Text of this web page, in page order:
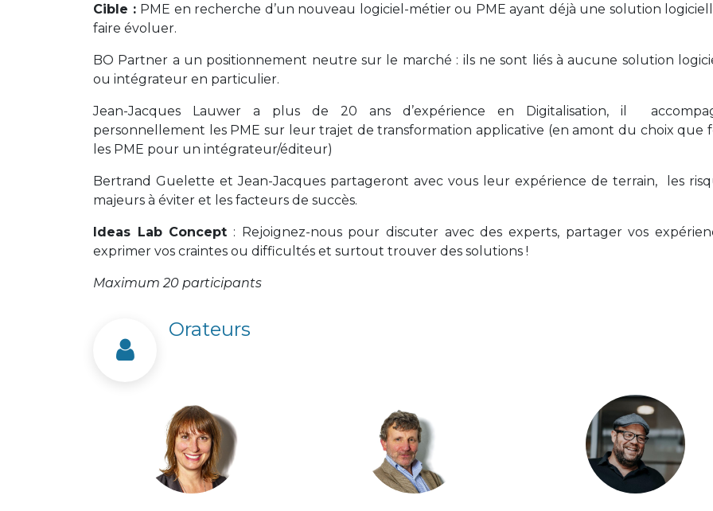
Cible : PME en recherche d’un nouveau logiciel-métier ou PME ayant déjà une solution
faire évoluer.
BO Partner a un positionnement neutre sur le marché : ils ne sont liés à aucune solution
ou intégrateur en particulier.
Jean-Jacques Lauwer a plus de 20 ans d’expérience en Digitalisation, il
personnellement les PME sur leur trajet de transformation applicative (en amont du choix que
les PME pour un intégrateur/éditeur)
Bertrand Guelette et Jean-Jacques partageront avec vous leur expérience de terrain, les
majeurs à éviter et les facteurs de succès.
Ideas Lab Concept : Rejoignez-nous pour discuter avec des experts, partager vos
exprimer vos craintes ou difficultés et surtout trouver des solutions !
Maximum 20 participants
Orateurs